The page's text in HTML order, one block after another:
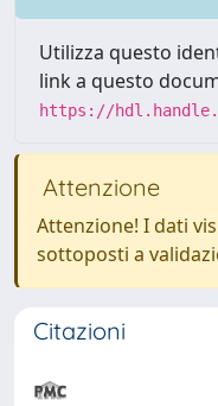
Utilizza questo
link a questo
https://
Attenzione
Attenzione! I dati
sottoposti a
Citazioni